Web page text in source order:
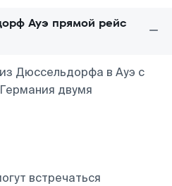
Ауэ прямой рейс
Дюссельдорфа в Ауэ с
двумя
встречаться